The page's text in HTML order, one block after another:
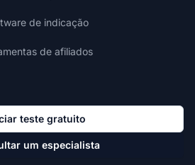
de indicação
de afiliados
teste gratuito
um especialista